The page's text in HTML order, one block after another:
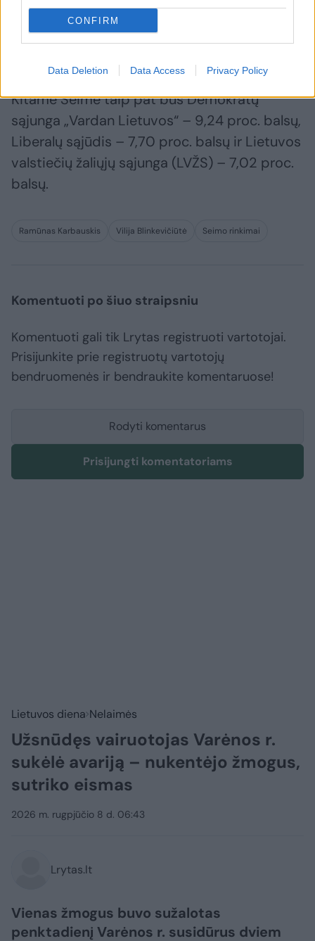
CONFIRM
Data Deletion Data Access Privacy Policy
rinkėjų palaikymo. Tuo metu trečioje vietoje
likusi „Nemuno aušra“ pelnė 14,99 proc.
Kitame Seime taip pat bus Demokratų
sąjunga „Vardan Lietuvos“ – 9,24 proc. balsų,
Liberalų sąjūdis – 7,70 proc. balsų ir Lietuvos
valstiečių žaliųjų sąjunga (LVŽS) – 7,02 proc.
balsų.
Ramūnas Karbauskis Vilija Blinkevičiūtė Seimo rinkimai
Komentuoti po šiuo straipsniu
Komentuoti gali tik Lrytas registruoti vartotojai.
Prisijunkite prie registruotų vartotojų
bendruomenės ir bendraukite komentaruose!
Rodyti komentarus
Prisijungti komentatoriams
Lietuvos diena Nelaimės
Užsnūdęs vairuotojas Varėnos r.
sukėlė avariją – nukentėjo žmogus,
sutriko eismas
2026 m. rugpjūčio 8 d. 06:43
Lrytas.lt
Vienas žmogus buvo sužalotas
penktadienį Varėnos r. susidūrus dviem